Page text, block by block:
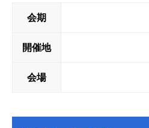
会期
開催地
会場